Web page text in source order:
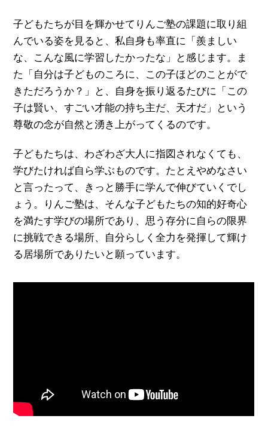
子どもたちが目を輝かせてりんご塾の課題に取り組
んでいる姿を見ると、私自身も率直に「羨ましい
な、こんな風に学習したかったな」と感じます。ま
た「自分は子どものころに、この子ほどのことがで
きただろうか？」と、自身を振り返るたびに「この
子は賢い、すごい才能の持ち主だ、天才だ」という
尊敬の念が自然と湧き上がってくるのです。
子どもたちは、わざわざ大人に指図されなくても、
学びたければ自ら学ぶものです。たとえやめなさい
と言ったって、きっと勝手に学んで伸びていくでし
ょう。りんご塾は、そんな子どもたちの知的好奇心
を満たす学びの場所であり、思う存分に自らの限界
に挑戦できる場所、自分らしく全力を発揮して輝け
る居場所でありたいと願っています。